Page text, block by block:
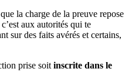
la charge de la preuve repose
aux autorités qui te
sur des faits avérés et certains,
prise soit inscrite dans le